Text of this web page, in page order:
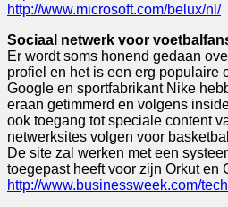
http://www.microsoft.com/belux/nl/
Sociaal netwerk voor
Er wordt soms honend gedaan
profiel en het is een erg populaire
Google en sportfabrikant Nike
eraan getimmerd en volgens
ook toegang tot speciale content
netwerksites volgen voor
De site zal werken met een
toegepast heeft voor zijn Orkut en
http://www.businessweek.com/